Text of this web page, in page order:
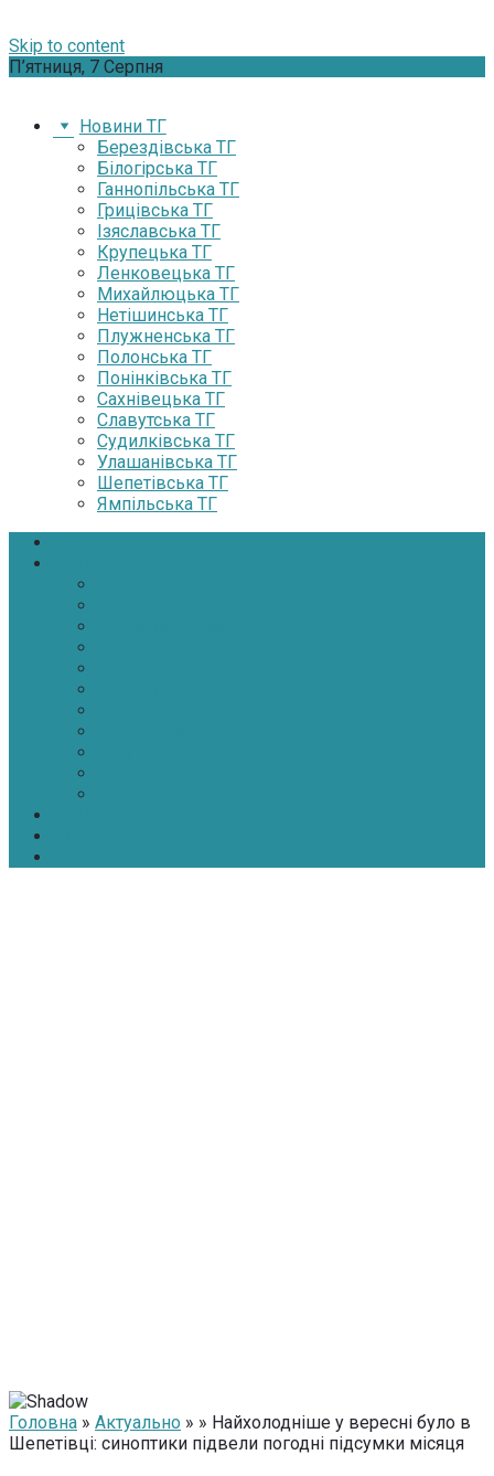
Skip to content
П’ятниця, 7 Серпня
Новини ТГ
Берездівська ТГ
Білогірська ТГ
Ганнопільська ТГ
Грицівська ТГ
Ізяславська ТГ
Крупецька ТГ
Ленковецька ТГ
Михайлюцька ТГ
Нетішинська ТГ
Плужненська ТГ
Полонська ТГ
Понінківська ТГ
Сахнівецька ТГ
Славутська ТГ
Судилківська ТГ
Улашанівська ТГ
Шепетівська ТГ
Ямпільська ТГ
Головна » Актуально » » Найхолодніше у вересні було в
Шепетівці: синоптики підвели погодні підсумки місяця